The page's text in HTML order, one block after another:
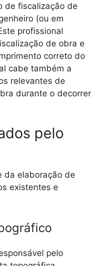
de fiscalização de
(ou em
profissional
de obra e
correto do
cabe também a
relevantes de
durante o decorrer
pelo
da elaboração de
existentes e
pelo